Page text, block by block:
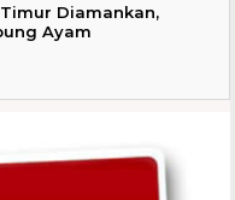
Diamankan,
Ayam